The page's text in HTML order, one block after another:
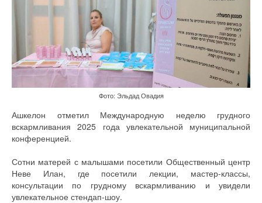
Фото: Эльдад Овадия
Ашкелон отметил Международную неделю грудного
вскармливания 2025 года увлекательной муниципальной
конференцией.
Сотни матерей с малышами посетили Общественный центр
Неве Илан, где посетили лекции, мастер-классы,
консультации по грудному вскармливанию и увидели
увлекательное стендап-шоу.